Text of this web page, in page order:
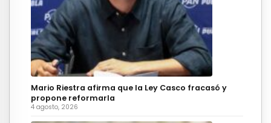
Mario Riestra afirma que la Ley Casco fracasó y
propone reformarla
4 agosto, 2026